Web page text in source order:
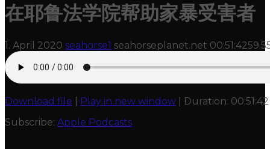
在耶鲁法学院帮助家暴受害者
1. April 2020 seahorse1 seahorseplanet.net 00:51:42
Download file Play in new window Duration: 00:51:42
Subscribe: Apple Podcasts